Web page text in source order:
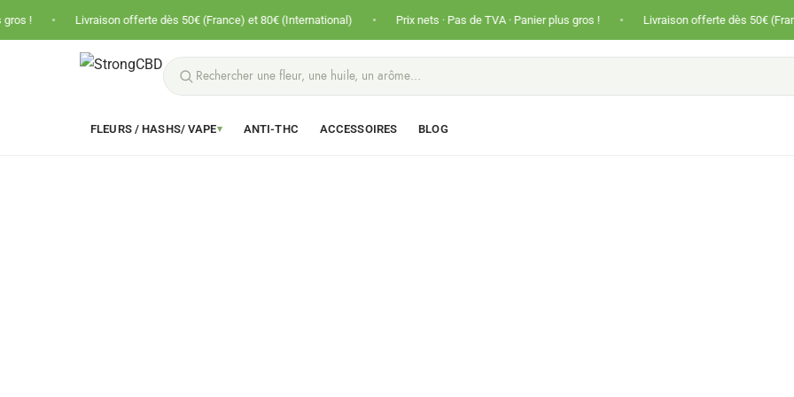
Livraison offerte dès 50€ (France) et 80€ (International) • Prix nets · Pas de TVA · Panier plus gros ! • Livraison offerte dès 50€ (France) et 80€
FLEURS / HASHS/ VAPE▾ ANTI-THC ACCESSOIRES BLOG